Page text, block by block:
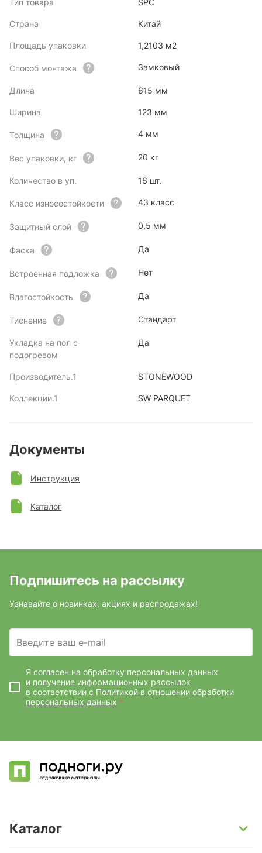
Тип товара SPC
Страна Китай
Площадь упаковки 1,2103 м2
Способ монтажа Замковый
Длина 615 мм
Ширина 123 мм
Толщина 4 мм
Вес упаковки, кг 20 кг
Количество в уп. 16 шт.
Класс износостойкости 43 класс
Защитный слой 0,5 мм
Фаска Да
Встроенная подложка Нет
Влагостойкость Да
Тиснение Стандарт
Укладка на пол с
подогревом
Да
Производитель.1 STONEWOOD
Коллекции.1 SW PARQUET
Документы
Инструкция
Каталог
Подпишитесь на рассылку
Узнавайте о новинках, акциях и распродажах!
Введите ваш e-mail
Я согласен на обработку персональных данных
и получение информационных рассылок
в соответствии с Политикой в отношении обработки
персональных данных *
Каталог